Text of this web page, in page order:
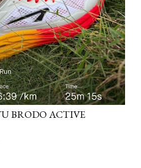
BRODO ACTIVE